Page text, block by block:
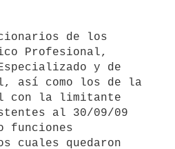
Profesional,
y de
así como los de la
con la limitante
al 30/09/09
funciones
cuales quedaron